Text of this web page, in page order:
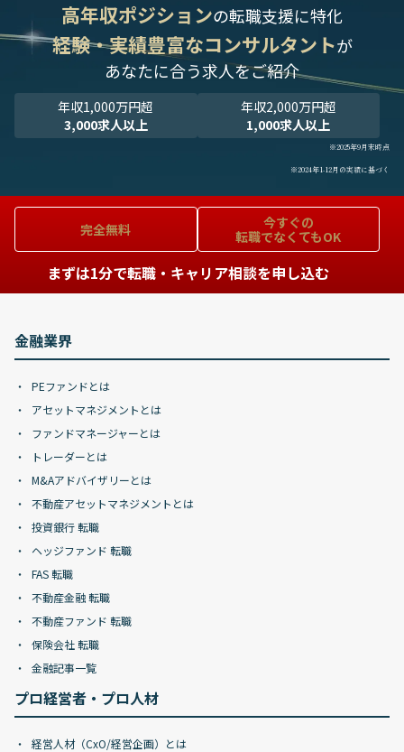
高年収ポジションの転職支援に特化
経験・実績豊富なコンサルタントが
あなたに合う求人をご紹介
年収1,000万円超
3,000求人以上
年収2,000万円超
1,000求人以上
※2025年9月末時点
※2024年1-12月の実績に基づく
完全無料
今すぐの
転職でなくてもOK
まずは1分で転職・キャリア相談を申し込む
金融業界
PEファンドとは
アセットマネジメントとは
ファンドマネージャーとは
トレーダーとは
M&Aアドバイザリーとは
不動産アセットマネジメントとは
投資銀行 転職
ヘッジファンド 転職
FAS 転職
不動産金融 転職
不動産ファンド 転職
保険会社 転職
金融記事一覧
プロ経営者・プロ人材
経営人材（CxO/経営企画）とは